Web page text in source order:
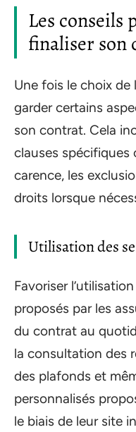
Les conseils
finaliser son
Une fois le choix
garder certains
son contrat. Cela
clauses spécifiques
carence, les
droits lorsque
Utilisation des
Favoriser
proposés par les
du contrat au
la consultation des
des plafonds et
personnalisés
le biais de leur site